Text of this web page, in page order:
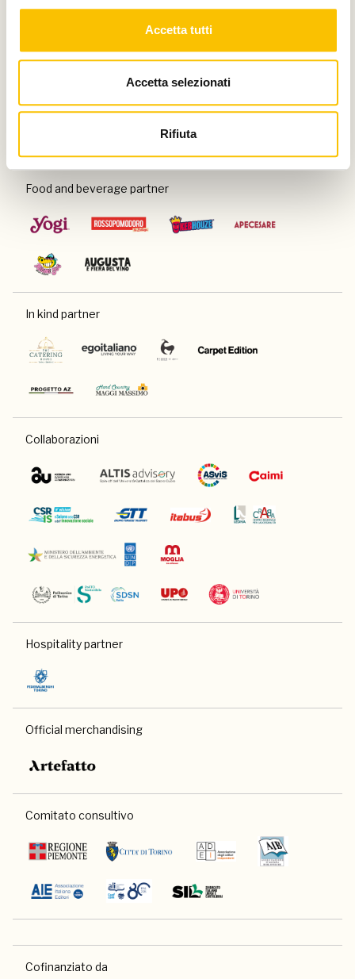
Accetta tutti
Accetta selezionati
Rifiuta
Con il patrocinio di
Food and beverage partner
In kind partner
Collaborazioni
Hospitality partner
Official merchandising
Comitato consultivo
Cofinanziato da